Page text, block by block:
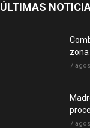
ÚLTIMAS
zona
7
7